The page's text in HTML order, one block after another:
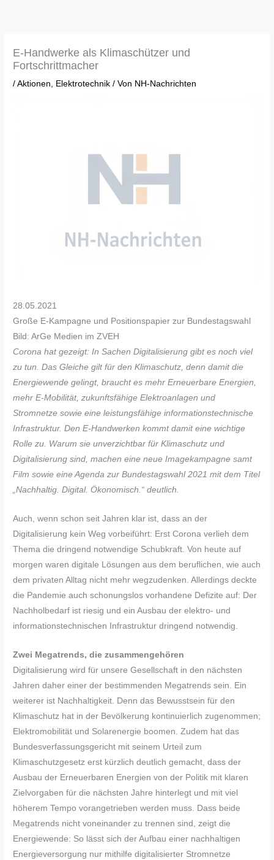
E-Handwerke als Klimaschützer und
Fortschrittmacher
/Aktionen, Elektrotechnik / Von NH-Nachrichten
28.05.2021
Große E-Kampagne und Positionspapier zur Bundestagswahl
Bild: ArGe Medien im ZVEH
Corona hat gezeigt: In Sachen Digitalisierung gibt es noch viel
zu tun. Das Gleiche gilt für den Klimaschutz, denn damit die
Energiewende gelingt, braucht es mehr Erneuerbare Energien,
mehr E-Mobilität, zukunftsfähige Elektroanlagen und
Stromnetze sowie eine leistungsfähige informationstechnische
Infrastruktur. Den E-Handwerken kommt damit eine wichtige
Rolle zu. Warum sie unverzichtbar für Klimaschutz und
Digitalisierung sind, machen eine neue Imagekampagne samt
Film sowie eine Agenda zur Bundestagswahl 2021 mit dem Titel
„Nachhaltig. Digital. Ökonomisch.“ deutlich.
Auch, wenn schon seit Jahren klar ist, dass an der
Digitalisierung kein Weg vorbeiführt: Erst Corona verlieh dem
Thema die dringend notwendige Schubkraft. Von heute auf
morgen waren digitale Lösungen aus dem beruflichen, wie auch
dem privaten Alltag nicht mehr wegzudenken. Allerdings deckte
die Pandemie auch schonungslos vorhandene Defizite auf: Der
Nachholbedarf ist riesig und ein Ausbau der elektro- und
informationstechnischen Infrastruktur dringend notwendig.
Zwei Megatrends, die zusammengehören
Digitalisierung wird für unsere Gesellschaft in den nächsten
Jahren daher einer der bestimmenden Megatrends sein. Ein
weiterer ist Nachhaltigkeit. Denn das Bewusstsein für den
Klimaschutz hat in der Bevölkerung kontinuierlich zugenommen;
Elektromobilität und Solarenergie boomen. Zudem hat das
Bundesverfassungsgericht mit seinem Urteil zum
Klimaschutzgesetz erst kürzlich deutlich gemacht, dass der
Ausbau der Erneuerbaren Energien von der Politik mit klaren
Zielvorgaben für die nächsten Jahre hinterlegt und mit viel
höherem Tempo vorangetrieben werden muss. Dass beide
Megatrends nicht voneinander zu trennen sind, zeigt die
Energiewende: So lässt sich der Aufbau einer nachhaltigen
Energieversorgung nur mithilfe digitalisierter Stromnetze